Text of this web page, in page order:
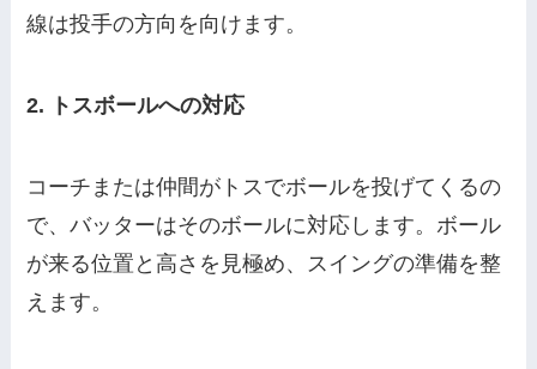
線は投手の方向を向けます。
2. トスボールへの対応
コーチまたは仲間がトスでボールを投げてくるの
で、バッターはそのボールに対応します。ボール
が来る位置と高さを見極め、スイングの準備を整
えます。